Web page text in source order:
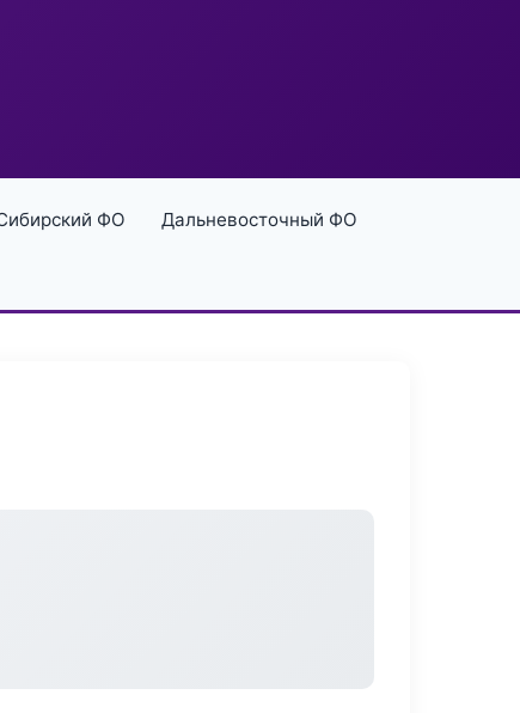
ФО Дальневосточный ФО